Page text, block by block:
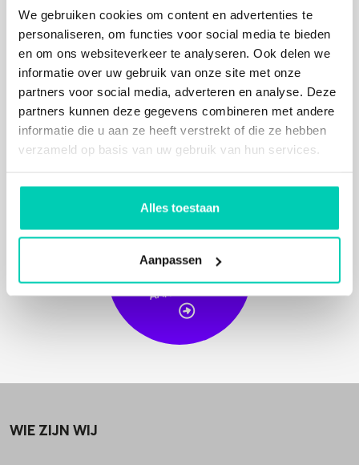
We gebruiken cookies om content en advertenties te
personaliseren, om functies voor social media te bieden
en om ons websiteverkeer te analyseren. Ook delen we
informatie over uw gebruik van onze site met onze
partners voor social media, adverteren en analyse. Deze
partners kunnen deze gegevens combineren met andere
informatie die u aan ze heeft verstrekt of die ze hebben
verzameld op basis van uw gebruik van hun services.
Alles toestaan
Aanpassen
ruimtes zijn exclusief voor jou beschikbaar. Midden
in het centrum van Oosterhout, met een prachtige
tuin en toch geheel ommuurd voor volledige
privacy. Centraal gelegen met ruime
parkeergelegenheid in de buurt en perfecte
aanrijroutes vanuit Utrecht, Rotterdam, Eindhoven
en Antwerpen.
VRIJBLIJVE
N
D
BE
S
C
HIKBAAR
HEI
D
OF
OFFER
TE
AA
NVRA
GE
N
WIE ZIJN WIJ